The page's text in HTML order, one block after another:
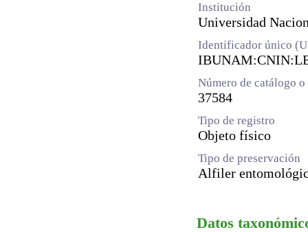
Institución
Universidad
Identificador único
Número de catálogo
37584
Tipo de registro
Objeto físico
Tipo de preservación
Alfiler
Datos